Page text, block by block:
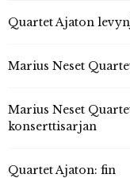
Quartet Ajaton
Marius Neset
Marius Neset
konserttisarjan
Quartet Ajaton: fin